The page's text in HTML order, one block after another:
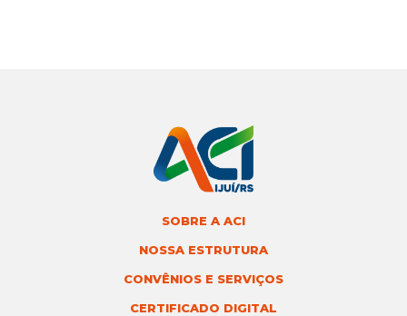
SOBRE A ACI
NOSSA ESTRUTURA
CONVÊNIOS E SERVIÇOS
CERTIFICADO DIGITAL